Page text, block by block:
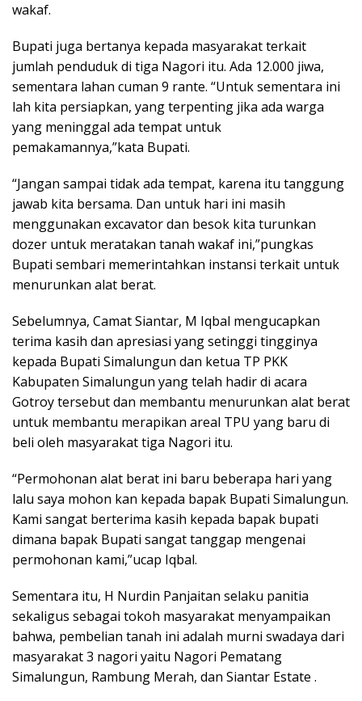
wakaf.
Bupati juga bertanya kepada masyarakat terkait
jumlah penduduk di tiga Nagori itu. Ada 12.000 jiwa,
sementara lahan cuman 9 rante. “Untuk sementara ini
lah kita persiapkan, yang terpenting jika ada warga
yang meninggal ada tempat untuk
pemakamannya,”kata Bupati.
“Jangan sampai tidak ada tempat, karena itu tanggung
jawab kita bersama. Dan untuk hari ini masih
menggunakan excavator dan besok kita turunkan
dozer untuk meratakan tanah wakaf ini,”pungkas
Bupati sembari memerintahkan instansi terkait untuk
menurunkan alat berat.
Sebelumnya, Camat Siantar, M Iqbal mengucapkan
terima kasih dan apresiasi yang setinggi tingginya
kepada Bupati Simalungun dan ketua TP PKK
Kabupaten Simalungun yang telah hadir di acara
Gotroy tersebut dan membantu menurunkan alat berat
untuk membantu merapikan areal TPU yang baru di
beli oleh masyarakat tiga Nagori itu.
“Permohonan alat berat ini baru beberapa hari yang
lalu saya mohon kan kepada bapak Bupati Simalungun.
Kami sangat berterima kasih kepada bapak bupati
dimana bapak Bupati sangat tanggap mengenai
permohonan kami,”ucap Iqbal.
Sementara itu, H Nurdin Panjaitan selaku panitia
sekaligus sebagai tokoh masyarakat menyampaikan
bahwa, pembelian tanah ini adalah murni swadaya dari
masyarakat 3 nagori yaitu Nagori Pematang
Simalungun, Rambung Merah, dan Siantar Estate .